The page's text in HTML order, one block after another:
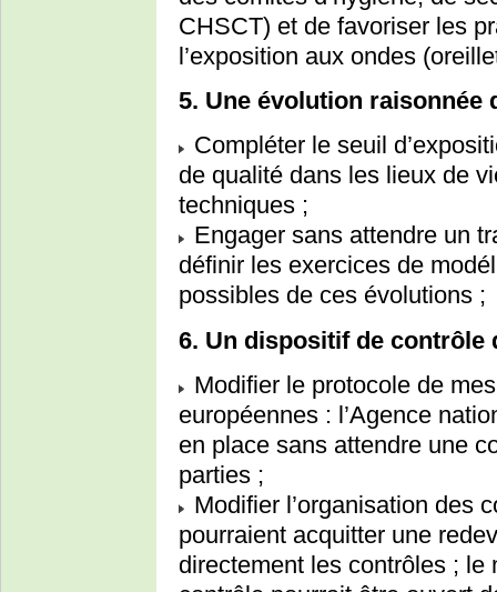
CHSCT) et de favoriser les
l’exposition aux ondes
5. Une évolution raisonnée
Compléter le seuil
de qualité dans les lieux de
techniques ;
Engager sans attendre un
définir les exercices de
possibles de ces évolutions ;
6. Un dispositif de contrôle
Modifier le protocole de
européennes : l’Agence
en place sans attendre une
parties ;
Modifier l’organisation des
pourraient acquitter une
directement les contrôles ;